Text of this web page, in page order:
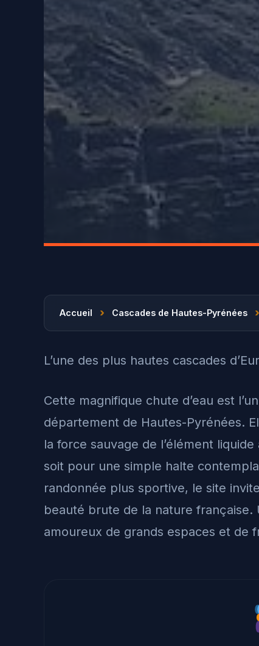
Accueil › Cascades de Hautes-Pyrénées ›
L’une des plus hautes cascades
Cette magnifique chute d’eau est
département de Hautes-Pyrénées.
la force sauvage de l’élément
soit pour une simple halte
randonnée plus sportive, le site
beauté brute de la nature
amoureux de grands espaces et de